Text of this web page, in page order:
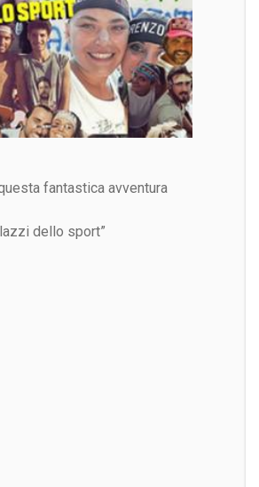
fantastica avventura
dello sport”